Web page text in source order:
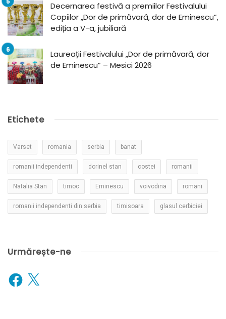
Decernarea festivă a premiilor Festivalului
Copiilor „Dor de primăvară, dor de Eminescu”,
ediția a V-a, jubiliară
Laureații Festivalului „Dor de primăvară, dor
de Eminescu” – Mesici 2026
Etichete
Varset romania serbia banat
romanii independenti dorinel stan costei romanii
Natalia Stan timoc Eminescu voivodina romani
romanii independenti din serbia timisoara glasul cerbiciei
Urmărește-ne
Facebook
X